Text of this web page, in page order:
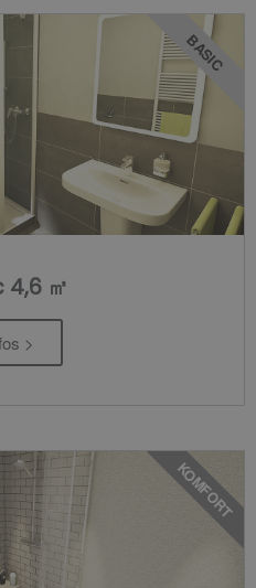
4,6 ㎡
>
BASIC
KOMFORT